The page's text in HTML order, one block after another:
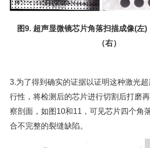
图9. 超声显微镜芯片角落扫描成像(
（右）
3.为了得到确实的证据以证明这种激光
行性，将检测后的芯片进行切割后打磨
察剖面，如图10和11，可见芯片四个角
合不完整的裂缝缺陷。